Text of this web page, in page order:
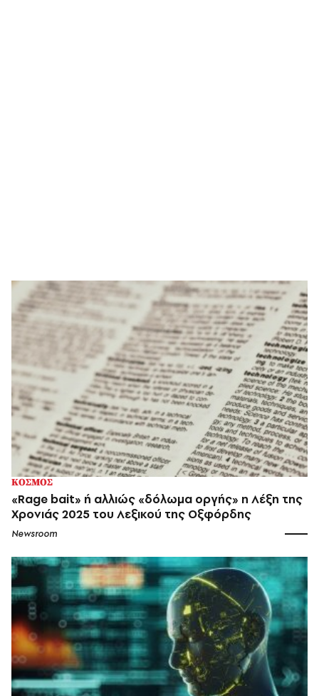
ΚΟΣΜΟΣ
«Rage bait» ή αλλιώς «δόλωμα οργής» η Λέξη της
Χρονιάς 2025 του Λεξικού της Οξφόρδης
Newsroom